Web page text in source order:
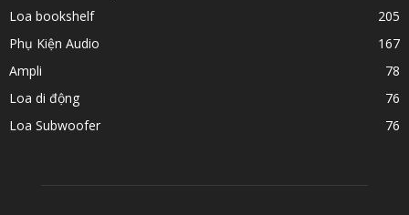
Loa bookshelf
205
Phụ Kiện Audio
167
Ampli
78
Loa di động
76
Loa Subwoofer
76